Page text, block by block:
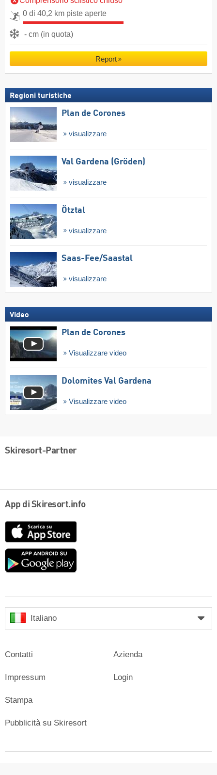
0 di 40,2 km piste aperte
- cm (in quota)
Report
Regioni turistiche
Plan de Corones
visualizzare
Val Gardena (Gröden)
visualizzare
Ötztal
visualizzare
Saas-Fee/​Saastal
visualizzare
Video
Plan de Corones
Visualizzare video
Dolomites Val Gardena
Visualizzare video
Skiresort-Partner
App di Skiresort.info
Google
Italiano
Contatti
Impressum
Stampa
Azienda
Login
Pubblicità su Skiresort